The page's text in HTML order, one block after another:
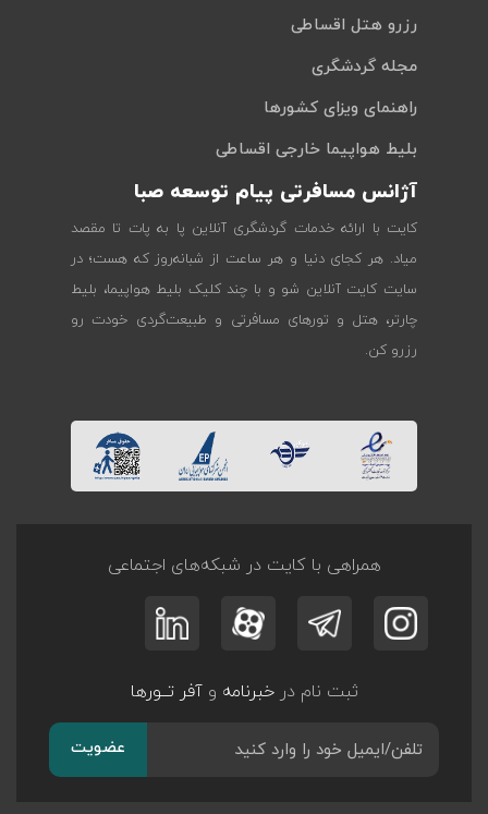
رزرو هتل اقساطی
مجله گردشگری
راهنمای ویزای کشورها
بلیط هواپیما خارجی اقساطی
آژانس مسافرتی پیام توسعه صبا
کایت با ارائه خدمات گردشگری آنلاین پا به پات تا مقصد
میاد. هر کجای دنیا و هر ساعت از شبانه‌روز که هست؛ در
سایت کایت آنلاین شو و با چند کلیک بلیط هواپیما، بلیط
چارتر، هتل و تورهای مسافرتی و طبیعت‌گردی خودت رو
رزرو کن.
همراهی با کایت در شبکه‌های اجتماعی
ثبت نام درخبرنامه وآفر تــورها
عضویت